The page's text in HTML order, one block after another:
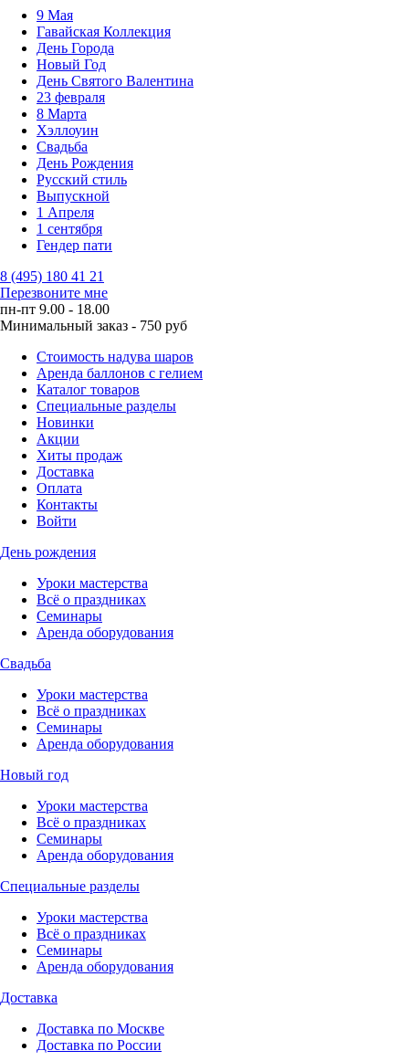
9 Мая
Гавайская Коллекция
День Города
Новый Год
День Святого Валентина
23 февраля
8 Марта
Хэллоуин
Свадьба
День Рождения
Русский стиль
Выпускной
1 Апреля
1 сентября
Гендер пати
8 (495) 180 41 21
Перезвоните мне
пн-пт 9.00 - 18.00
Минимальный заказ - 750 руб
Стоимость надува шаров
Аренда баллонов с гелием
Каталог товаров
Специальные разделы
Новинки
Акции
Хиты продаж
Доставка
Оплата
Контакты
Войти
День рождения
Уроки мастерства
Всё о праздниках
Семинары
Аренда оборудования
Свадьба
Уроки мастерства
Всё о праздниках
Семинары
Аренда оборудования
Новый год
Уроки мастерства
Всё о праздниках
Семинары
Аренда оборудования
Специальные разделы
Уроки мастерства
Всё о праздниках
Семинары
Аренда оборудования
Доставка
Доставка по Москве
Доставка по России